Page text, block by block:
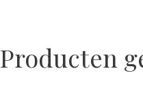
Producten